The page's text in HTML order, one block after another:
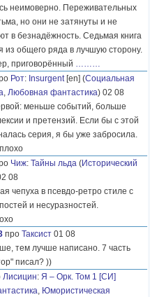
неимоверно. Переживательных
но они не затянуты и не
в безнадёжность. Седьмая книга
из общего ряда в лучшую сторону.
приговорённый ………
Рот: Insurgent[en] (Социальная
, Любовная фантастика) 02 08
меньше событий, больше
и претензий. Если бы с этой
серия, я бы уже забросила.
Чиж: Тайны льда (Исторический
08
чепуха в псевдо-ретро стиле с
и несуразностей.
про Таксист 01 08
тем лучше написано. 7 часть
писал? ))
Лисицин: Я – Орк. Том 1 [СИ]
, Юмористическая